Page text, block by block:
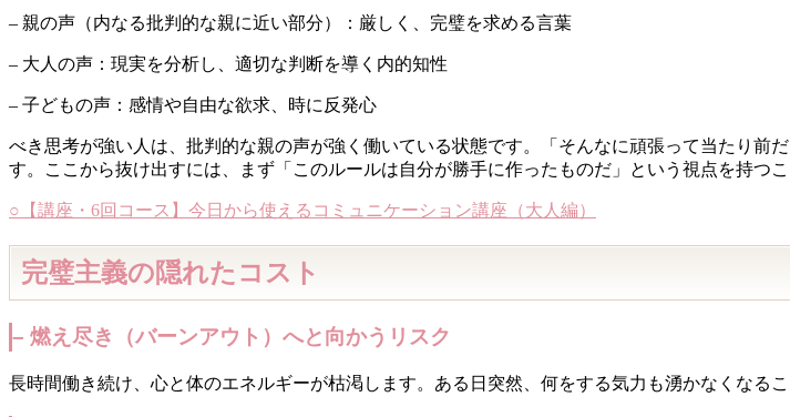
– 親の声（内なる批判的な親に近い部分）：厳しく、完璧を求める言葉
– 大人の声：現実を分析し、適切な判断を導く内的知性
– 子どもの声：感情や自由な欲求、時に反発心
べき思考が強い人は、批判的な親の声が強く働いている状態です。「そんなに頑張って当たり前
す。ここから抜け出すには、まず「このルールは自分が勝手に作ったものだ」という視点を持つこ
○【講座・6回コース】今日から使えるコミュニケーション講座（大人編）
完璧主義の隠れたコスト
– 燃え尽き（バーンアウト）へと向かうリスク
長時間働き続け、心と体のエネルギーが枯渇します。ある日突然、何をする気力も湧かなくなるこ